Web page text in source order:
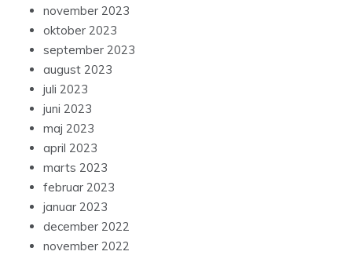
november 2023
oktober 2023
september 2023
august 2023
juli 2023
juni 2023
maj 2023
april 2023
marts 2023
februar 2023
januar 2023
december 2022
november 2022